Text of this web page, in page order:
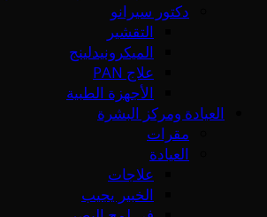
دكتور سيرانو
التقشير
الميكرونيدلينج
علاج PAN
الأجهزة الطبية
العيادة ومركز البشرة
مقرات
العيادة
علاجات
الخبير يجيب